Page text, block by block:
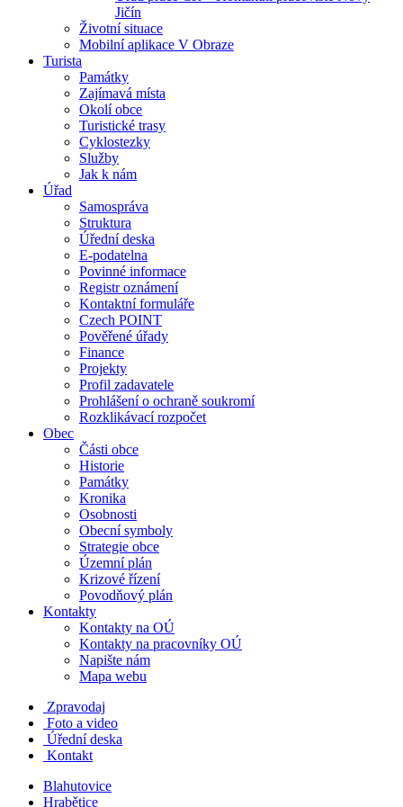
Jičín
Životní situace
Mobilní aplikace V Obraze
Turista
Památky
Zajímavá místa
Okolí obce
Turistické trasy
Cyklostezky
Služby
Jak k nám
Úřad
Samospráva
Struktura
Úřední deska
E-podatelna
Povinné informace
Registr oznámení
Kontaktní formuláře
Czech POINT
Pověřené úřady
Finance
Projekty
Profil zadavatele
Prohlášení o ochraně soukromí
Rozklikávací rozpočet
Obec
Části obce
Historie
Památky
Kronika
Osobnosti
Obecní symboly
Strategie obce
Územní plán
Krizové řízení
Povodňový plán
Kontakty
Kontakty na OÚ
Kontakty na pracovníky OÚ
Napište nám
Mapa webu
Zpravodaj
Foto a video
Úřední deska
Kontakt
Blahutovice
Hrabětice